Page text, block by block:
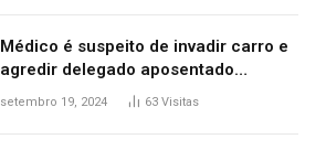
Médico é suspeito de invadir carro e
agredir delegado aposentado
durante confusão no trânsito
setembro 19, 2024 63 Visitas